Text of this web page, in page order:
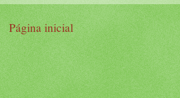
Página inicial